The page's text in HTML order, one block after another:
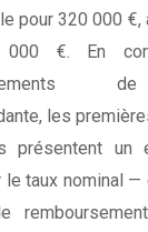
pour 320 000 €,
€. En
les
présentent un
le taux nominal —